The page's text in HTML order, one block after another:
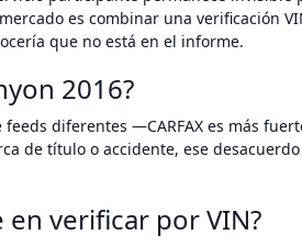
es combinar una verificación
que no está en el informe.
2016?
diferentes —CARFAX es más
de título o accidente, ese
en verificar por VIN?